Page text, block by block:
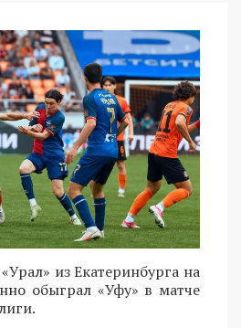
из Екатеринбурга на
обыграл «Уфу» в матче